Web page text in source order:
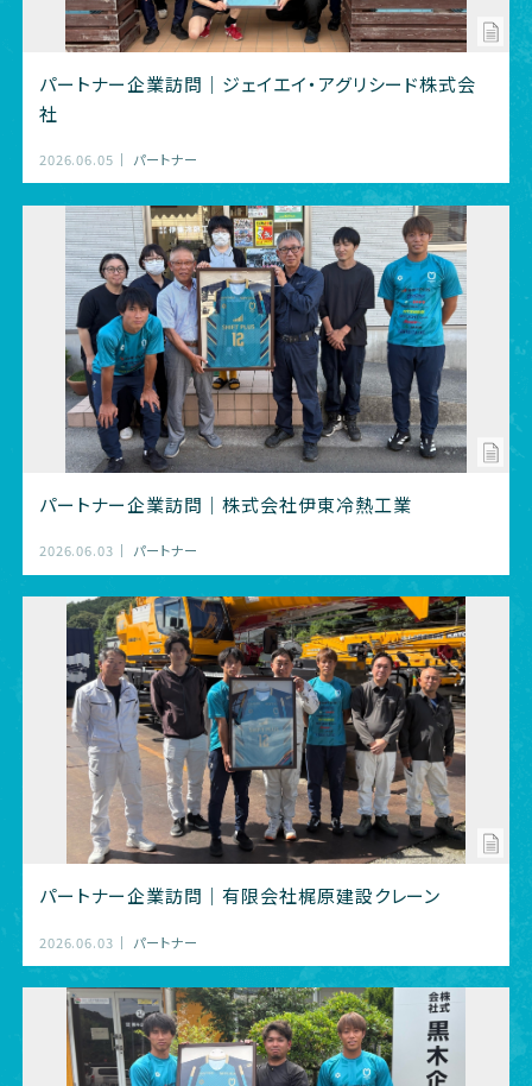
パートナー企業訪問｜ジェイエイ・アグリシード株式会
社
2026.06.05 パートナー
パートナー企業訪問｜株式会社伊東冷熱工業
2026.06.03 パートナー
パートナー企業訪問｜有限会社梶原建設クレーン
2026.06.03 パートナー